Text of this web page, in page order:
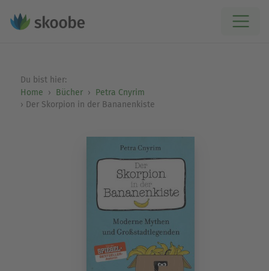
Du bist hier:
Home
Bücher
Petra Cnyrim
Der Skorpion in der Bananenkiste